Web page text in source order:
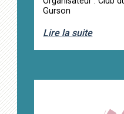
Gurson
Lire la suite